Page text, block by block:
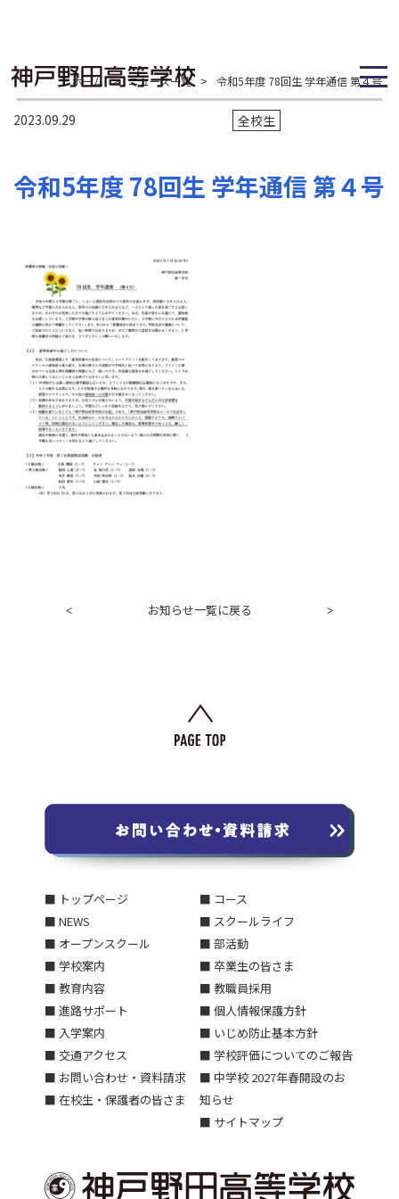
ホーム > ニュース一覧 > 令和5年度 78回生 学年通信 第４号
2023.09.29 全校生
令和5年度 78回生 学年通信 第４号
< お知らせ一覧に戻る >
■ トップページ
■ NEWS
■ オープンスクール
■ 学校案内
■ 教育内容
■ 進路サポート
■ 入学案内
■ 交通アクセス
■ お問い合わせ・資料請求
■ 在校生・保護者の皆さま
■ コース
■ スクールライフ
■ 部活動
■ 卒業生の皆さま
■ 教職員採用
■ 個人情報保護方針
■ いじめ防止基本方針
■ 学校評価についてのご報告
■ 中学校 2027年春開設のお
知らせ
■ サイトマップ